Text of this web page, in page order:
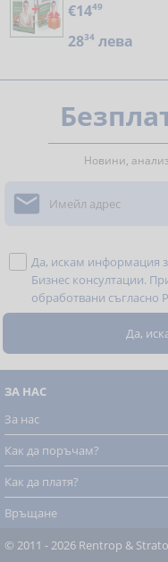
€1449
2834 лева
Новини,

Да, искам информация
Бизнес консултации.
обработвани съгласно
ЗА НАС
За нас
Как да поръчам?
Как да платя?
Връщане
© 2011 - 2026 Rentrop &